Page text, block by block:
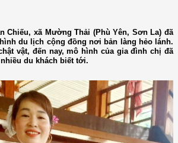
Chiếu, xã Mường Thải (Phù Yên, Sơn La) đã
du lịch cộng đồng nơi bản làng hẻo lánh.
vật, đến nay, mô hình của gia đình chị đã
du khách biết tới.